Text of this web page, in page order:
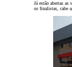
Já estão abertas
os finalistas, cabe